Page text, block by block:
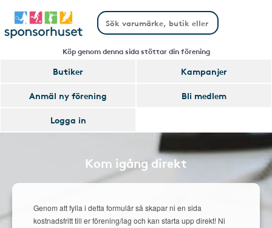
Köp genom denna sida stöttar din förening
Butiker
Kampanjer
Anmäl ny förening
Bli medlem
Logga in
Kom igång direkt
Genom att fylla i detta formulär så skapar ni en sida
kostnadsfritt till er förening/lag och kan starta upp direkt! Ni